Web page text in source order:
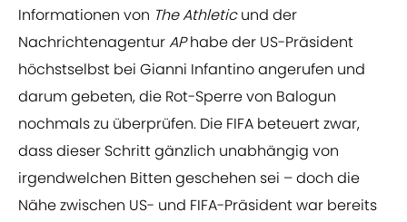
Informationen von The Athleticund der
NachrichtenagenturAPhabe der US-Präsident
höchstselbst bei Gianni Infantino angerufen und
darum gebeten, die Rot-Sperre von Balogun
nochmals zu überprüfen. Die FIFA beteuert zwar,
dass dieser Schritt gänzlich unabhängig von
irgendwelchen Bitten geschehen sei – doch die
Nähe zwischen US- und FIFA-Präsident war bereits